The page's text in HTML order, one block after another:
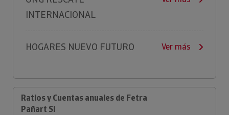
INTERNACIONAL
HOGARES NUEVO FUTURO Ver más
Ratios y Cuentas anuales de Fetra
Pañart Sl